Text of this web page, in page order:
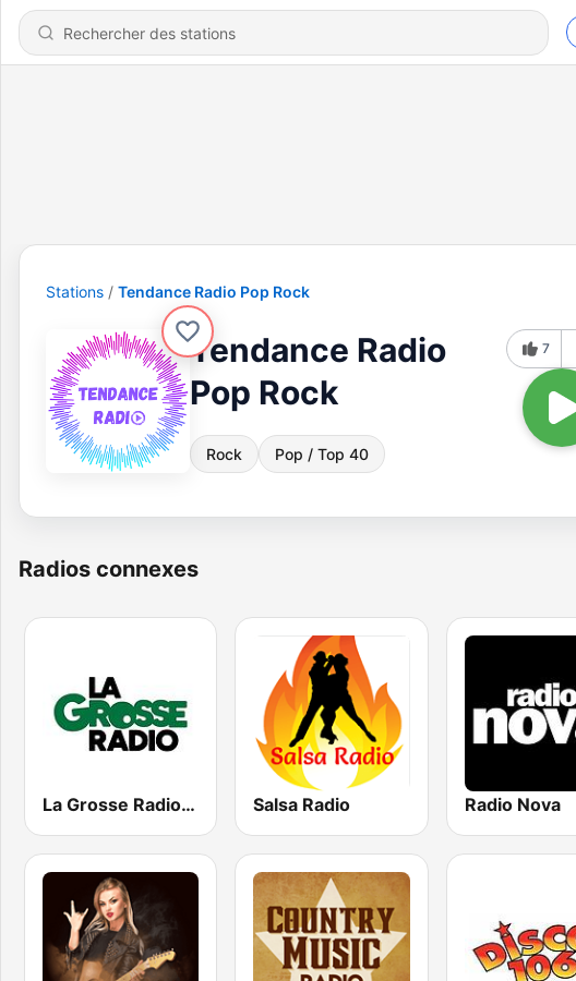
Stations Tendance Radio Pop Rock
Tendance Radio
Pop Rock
Rock Pop / Top 40
7
Radios connexes
La Grosse Radio Reggae Salsa Radio Radio Nova